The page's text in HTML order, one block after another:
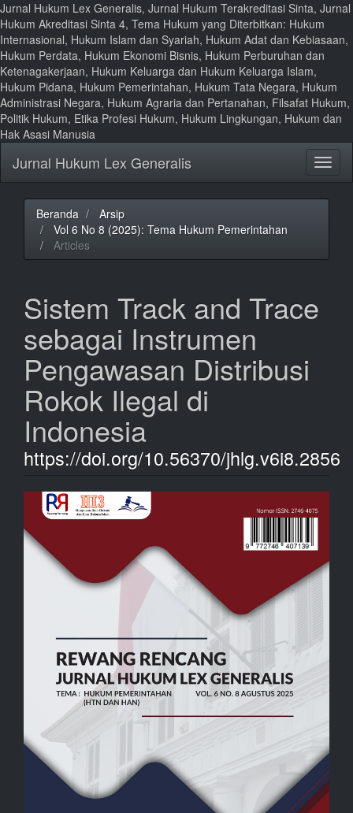
Jurnal Hukum Lex Generalis, Jurnal Hukum Terakreditasi Sinta, Jurnal
Hukum Akreditasi Sinta 4, Tema Hukum yang Diterbitkan: Hukum
Internasional, Hukum Islam dan Syariah, Hukum Adat dan Kebiasaan,
Hukum Perdata, Hukum Ekonomi Bisnis, Hukum Perburuhan dan
Ketenagakerjaan, Hukum Keluarga dan Hukum Keluarga Islam,
Hukum Pidana, Hukum Pemerintahan, Hukum Tata Negara, Hukum
Administrasi Negara, Hukum Agraria dan Pertanahan, Filsafat Hukum,
Politik Hukum, Etika Profesi Hukum, Hukum Lingkungan, Hukum dan
Hak Asasi Manusia
isi
halaman
Navigasi
Utama
Isi
Utama
Jurnal Hukum Lex Generalis
Beranda
Arsip
Vol 6 No 8 (2025): Tema Hukum Pemerintahan
Articles
Sistem Track and Trace
sebagai Instrumen
Pengawasan Distribusi
Rokok Ilegal di
Indonesia
https://doi.org/10.56370/jhlg.v6i8.2856
Bilah
Samping
Artikel